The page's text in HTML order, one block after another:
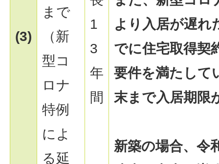
(3)
まで
（新
型コ
ロナ
特例
によ
る延
1
3
年
間
より入居が遅れ
でに住宅取得契
要件を満たして
末まで入居期限
新築の場合、令